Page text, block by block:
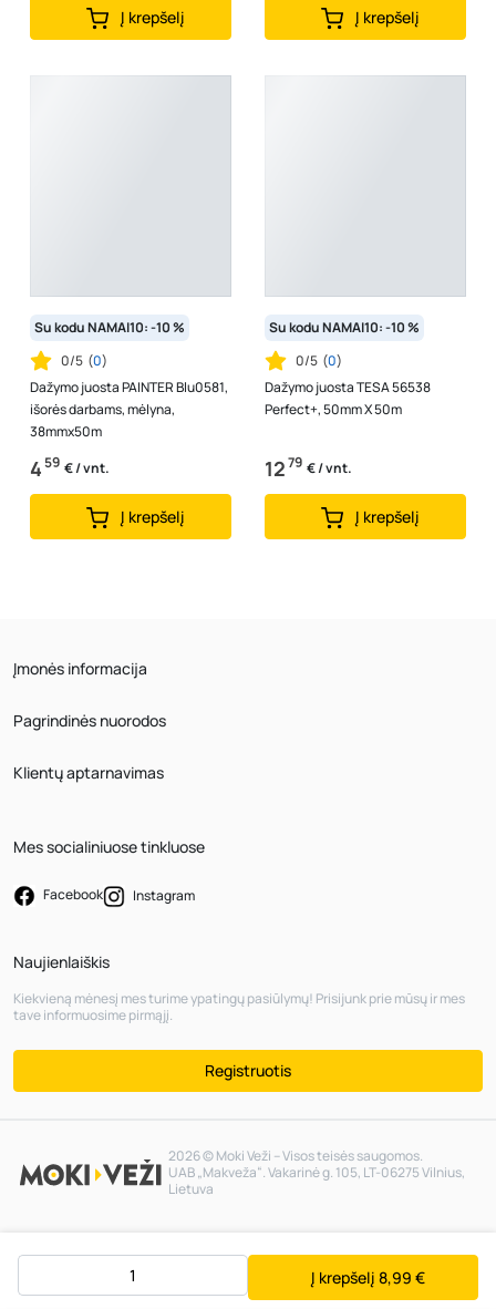
Į krepšelį 8,99 €
Į krepšelį Į krepšelį
Su kodu NAMAI10: -10 %
0/5 (0)
Dažymo juosta PAINTER Blu0581,
išorės darbams, mėlyna,
38mmx50m
459 € / vnt.
Į krepšelį
Su kodu NAMAI10: -10 %
0/5 (0)
Dažymo juosta TESA 56538
Perfect+, 50mm X 50m
1279 € / vnt.
Į krepšelį
Įmonės informacija
Pagrindinės nuorodos
Klientų aptarnavimas
Mes socialiniuose tinkluose
Facebook Instagram
Naujienlaiškis
Kiekvieną mėnesį mes turime ypatingų pasiūlymų! Prisijunk prie mūsų ir mes
tave informuosime pirmąjį.
Registruotis
2026 © Moki Veži – Visos teisės saugomos.
UAB „Makveža“. Vakarinė g. 105, LT-06275 Vilnius,
Lietuva